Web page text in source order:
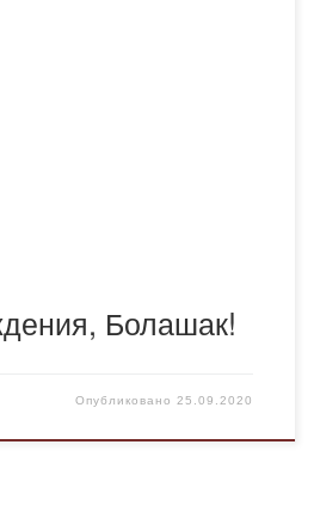
Болашак!
Опубликовано25.09.2020